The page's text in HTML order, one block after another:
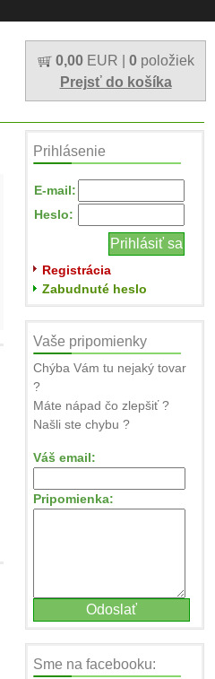
0,00 EUR | 0 položiek
Prejsť do košíka
Prihlásenie
E-mail:
Heslo:
Registrácia
Zabudnuté heslo
Vaše pripomienky
Chýba Vám tu nejaký tovar
?
Máte nápad čo zlepšiť ?
Našli ste chybu ?
Váš email:
Pripomienka:
Sme na facebooku: